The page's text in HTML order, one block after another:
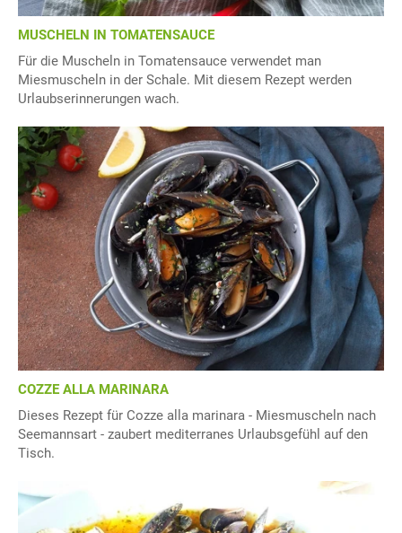
MUSCHELN IN TOMATENSAUCE
Für die Muscheln in Tomatensauce verwendet man
Miesmuscheln in der Schale. Mit diesem Rezept werden
Urlaubserinnerungen wach.
COZZE ALLA MARINARA
Dieses Rezept für Cozze alla marinara - Miesmuscheln nach
Seemannsart - zaubert mediterranes Urlaubsgefühl auf den
Tisch.